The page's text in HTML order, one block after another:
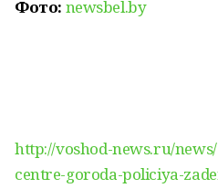
Фото: newsbel.by
http://voshod-news.ru/
centre-goroda-policiya-